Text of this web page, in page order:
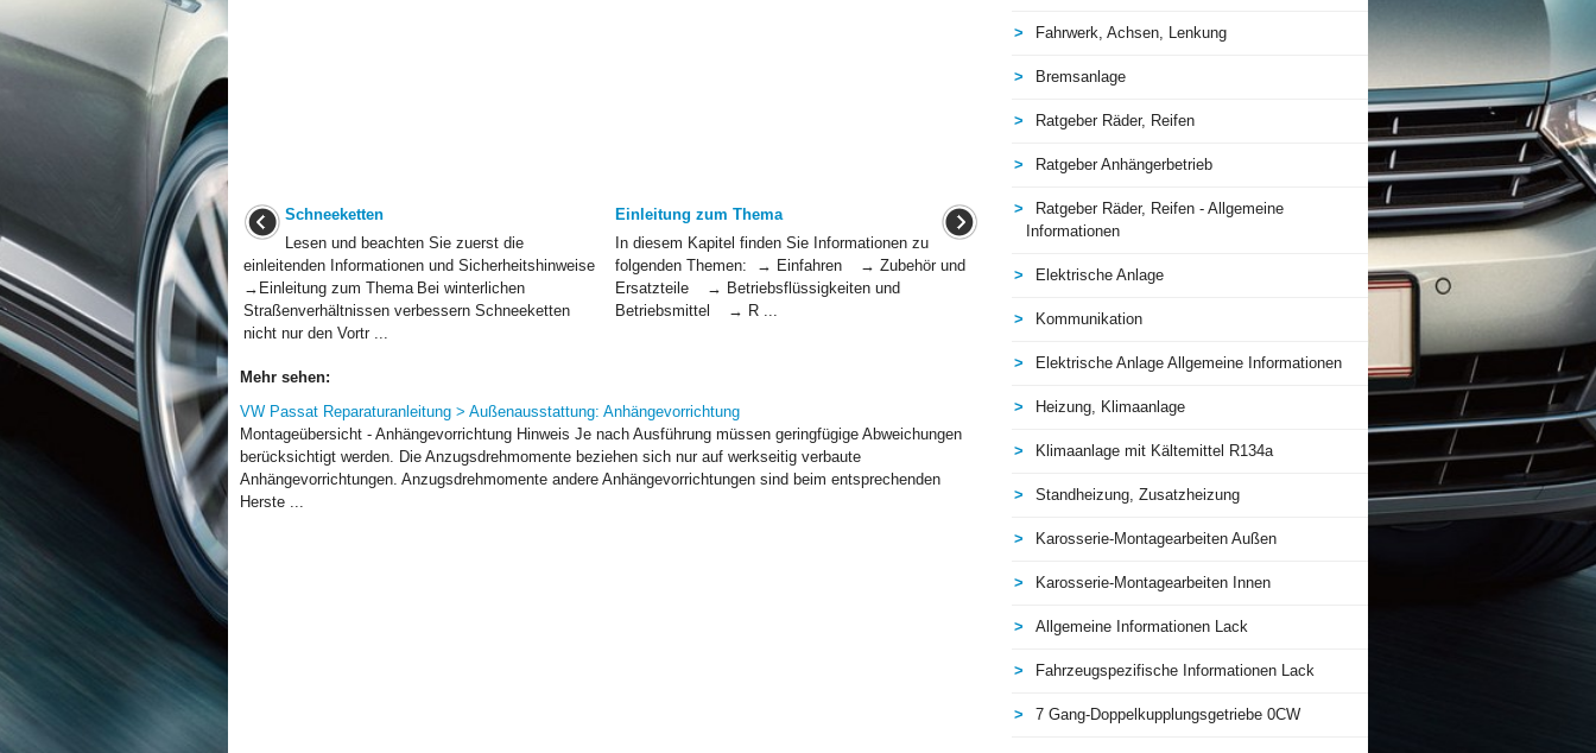
Schneeketten
Lesen und beachten Sie zuerst die
einleitenden Informationen und Sicherheitshinweise
→Einleitung zum Thema Bei winterlichen
Straßenverhältnissen verbessern Schneeketten
nicht nur den Vortr ...
Einleitung zum Thema
In diesem Kapitel finden Sie Informationen zu
folgenden Themen: → Einfahren → Zubehör und
Ersatzteile → Betriebsflüssigkeiten und
Betriebsmittel → R ...
Mehr sehen:
VW Passat Reparaturanleitung > Außenausstattung: Anhängevorrichtung
Montageübersicht - Anhängevorrichtung Hinweis Je nach Ausführung müssen geringfügige Abweichungen
berücksichtigt werden. Die Anzugsdrehmomente beziehen sich nur auf werkseitig verbaute
Anhängevorrichtungen. Anzugsdrehmomente andere Anhängevorrichtungen sind beim entsprechenden
Herste ...
Fahrwerk, Achsen, Lenkung
Bremsanlage
Ratgeber Räder, Reifen
Ratgeber Anhängerbetrieb
Ratgeber Räder, Reifen - Allgemeine
Informationen
Elektrische Anlage
Kommunikation
Elektrische Anlage Allgemeine Informationen
Heizung, Klimaanlage
Klimaanlage mit Kältemittel R134a
Standheizung, Zusatzheizung
Karosserie-Montagearbeiten Außen
Karosserie-Montagearbeiten Innen
Allgemeine Informationen Lack
Fahrzeugspezifische Informationen Lack
7 Gang-Doppelkupplungsgetriebe 0CW